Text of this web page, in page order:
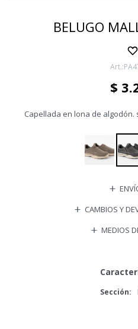
BELUGO
$
Capellada en lona de
CAMBIOS Y
MEDIOS
Sección